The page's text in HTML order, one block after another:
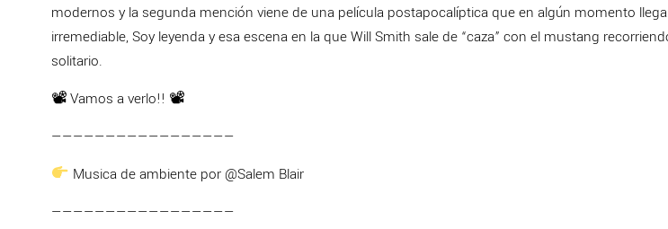
modernos y la segunda mención viene de una película postapocalíptica que en algún momento
irremediable, Soy leyenda y esa escena en la que Will Smith sale de “caza” con el mustang
solitario.
📽 Vamos a verlo!! 📽
—————————————————
Musica de ambiente por @Salem Blair
—————————————————